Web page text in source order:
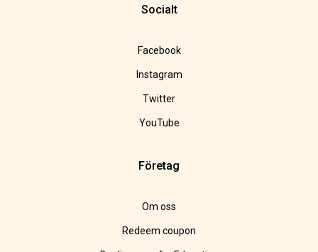
Socialt
Facebook
Instagram
Twitter
YouTube
Företag
Om oss
Redeem coupon